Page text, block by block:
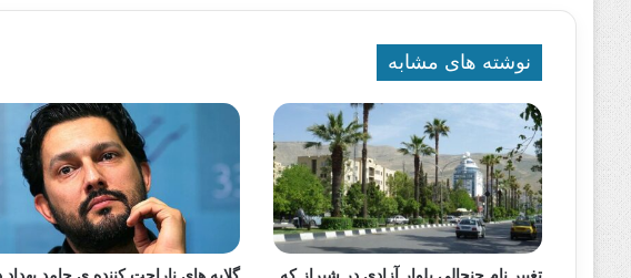
نوشته های مشابه